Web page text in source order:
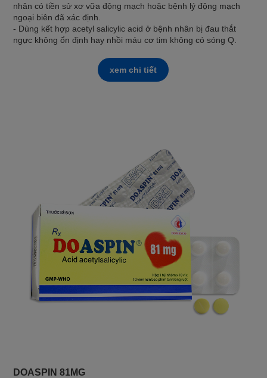
nhân có tiền sử xơ vữa động mạch hoặc bệnh lý động mạch
ngoại biên đã xác định.
- Dùng kết hợp acetyl salicylic acid ở bệnh nhân bị đau thắt
ngực không ổn định hay nhồi máu cơ tim không có sóng Q.
xem chi tiết
DOASPIN 81MG